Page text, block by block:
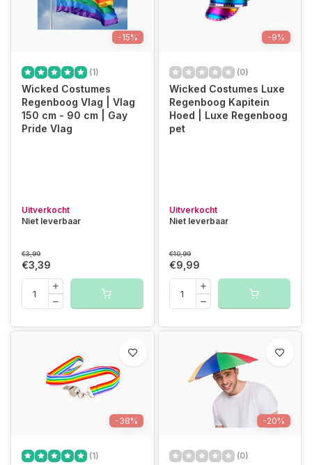
-15%
(1)
Wicked Costumes
Regenboog Vlag | Vlag
150 cm - 90 cm | Gay
Pride Vlag
Uitverkocht
Niet leverbaar
€3,99
€3,39
-9%
(0)
Wicked Costumes Luxe
Regenboog Kapitein
Hoed | Luxe Regenboog
pet
Uitverkocht
Niet leverbaar
€10,99
€9,99
-38%
(1)
-20%
(0)